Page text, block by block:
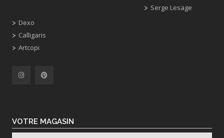
Dexo
Calligaris
Artcopi
Serge Lesage
VOTRE MAGASIN